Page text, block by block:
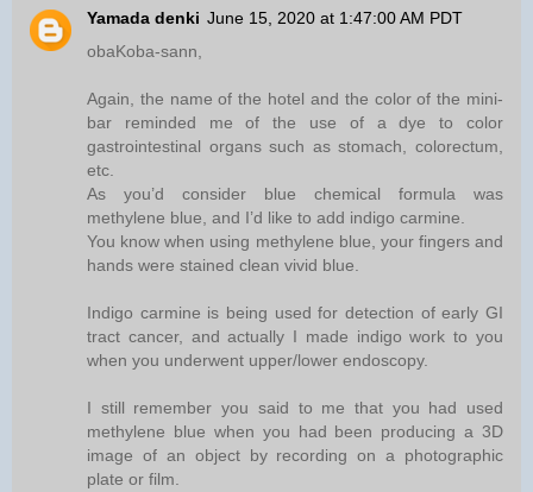
Yamada denki June 15, 2020 at 1:47:00 AM PDT
obaKoba-sann,
Again, the name of the hotel and the color of the mini-
bar reminded me of the use of a dye to color
gastrointestinal organs such as stomach, colorectum,
etc.
As you’d consider blue chemical formula was
methylene blue, and I’d like to add indigo carmine.
You know when using methylene blue, your fingers and
hands were stained clean vivid blue.
Indigo carmine is being used for detection of early GI
tract cancer, and actually I made indigo work to you
when you underwent upper/lower endoscopy.
I still remember you said to me that you had used
methylene blue when you had been producing a 3D
image of an object by recording on a photographic
plate or film.